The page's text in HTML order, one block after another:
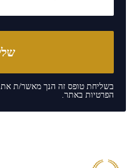
בשליחת טופס זה הנך מאשר/ת את
הפרטיות באתר.